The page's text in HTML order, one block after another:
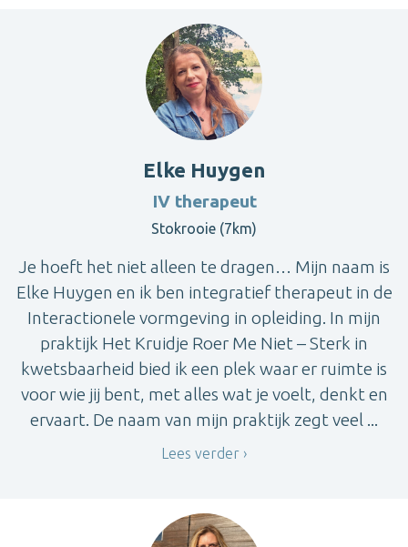
Elke Huygen
IV therapeut
Stokrooie (7km)
Je hoeft het niet alleen te dragen… Mijn naam is
Elke Huygen en ik ben integratief therapeut in de
Interactionele vormgeving in opleiding. In mijn
praktijk Het Kruidje Roer Me Niet – Sterk in
kwetsbaarheid bied ik een plek waar er ruimte is
voor wie jij bent, met alles wat je voelt, denkt en
ervaart. De naam van mijn praktijk zegt veel ...
Lees verder